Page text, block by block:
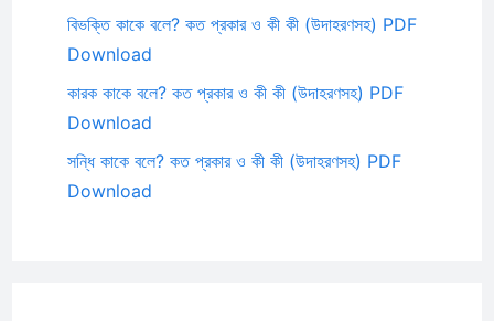
বিভক্তি কাকে বলে? কত প্রকার ও কী কী (উদাহরণসহ) PDF
Download
কারক কাকে বলে? কত প্রকার ও কী কী (উদাহরণসহ) PDF
Download
সন্ধি কাকে বলে? কত প্রকার ও কী কী (উদাহরণসহ) PDF
Download